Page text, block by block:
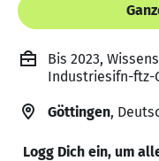
Bis 2023,
Industriesifn-ftz-
Göttingen,
Logg Dich ein, um